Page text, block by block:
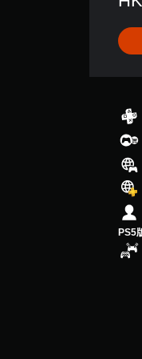
.
5
星
满
分
5
星
，
2
个
评
价
PS5